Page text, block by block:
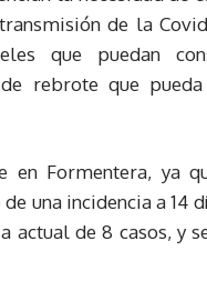
de la
que puedan
rebrote que
en Formentera, ya
una incidencia a 14
actual de 8 casos, y